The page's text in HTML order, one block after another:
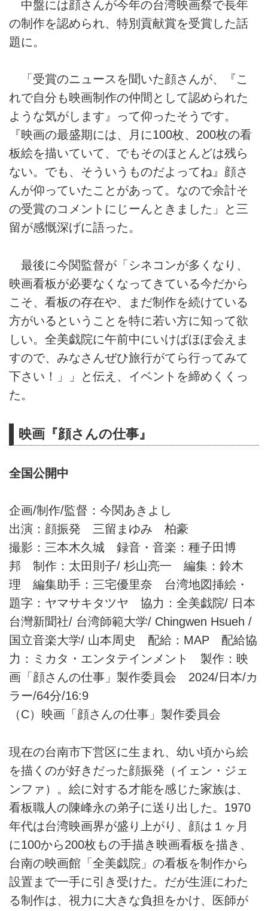
中盤には顔さんが今年の台湾映画祭で長年
の制作を認められ、特別貢献賞を受賞した話
題に。
「受賞のニュースを聞いた顔さんが、『こ
れで自分も映画制作の仲間として認められた
ような気がします』って仰ったそうです。
『映画の最盛期には、月に100枚、200枚の看
板絵を描いていて、でもそのほとんどは残ら
ない。でも、そういうものだよってね』顔さ
んが仰っていたことがあって。なので余計そ
の受賞のコメントにじーんときました」と三
留が感慨深げに語った。
最後に今関監督が「シネコンが多くなり、
映画看板が必要なくなってきている今だから
こそ、看板の存在や、まだ制作を続けている
方がいるということを特に若い方に知って欲
しい。全美戯院に午前中にいけばほぼ会えま
すので、みなさんぜひ旅行がてら行ってみて
下さい！」」と伝え、イベントを締めくくっ
た。
映画『顔さんの仕事』
全国公開中
企画/制作/監督：今関あきよし
出演：顔振発 三留まゆみ 柏豪
撮影：三本木久城 録音・音楽：種子田博
邦 制作：太田則子/ 杉山亮一 編集：鈴木
理 編集助手：三宅優里奈 台湾地図挿絵・
題字：ヤマサキタツヤ 協力：全美戯院/ 日本
台灣新聞社/ 台湾師範大学/ Chingwen Hsueh /
国立音楽大学/ 山本周史 配給：MAP 配給協
力：ミカタ・エンタテインメント 製作：映
画「顔さんの仕事」製作委員会 2024/日本/カ
ラー/64分/16:9
（C）映画「顔さんの仕事」製作委員会
現在の台南市下営区に生まれ、幼い頃から絵
を描くのが好きだった顔振発（イェン・ジェ
ンファ）。絵に対する才能を感じた家族は、
看板職人の陳峰永の弟子に送り出した。1970
年代は台湾映画界が盛り上がり、顔は１ヶ月
に100から200枚もの手描き映画看板を描き、
台南の映画館「全美戯院」の看板を制作から
設置まで一手に引き受けた。だが生涯にわた
る制作は、視力に大きな負担をかけ、医師が